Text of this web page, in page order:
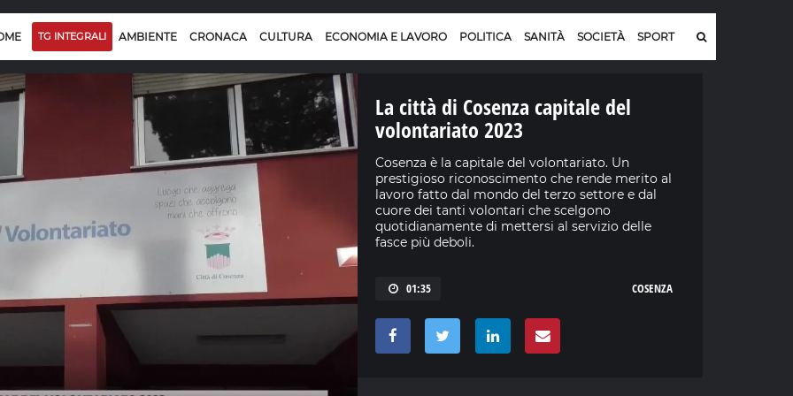
TG INTEGRALI AMBIENTE CRONACA CULTURA ECONOMIA E LAVORO POLITICA SANITÀ SOCIETÀ SPORT
La città di Cosenza capitale del
volontariato 2023
Cosenza è la capitale del volontariato. Un
prestigioso riconoscimento che rende merito al
lavoro fatto dal mondo del terzo settore e dal
cuore dei tanti volontari che scelgono
quotidianamente di mettersi al servizio delle
fasce più deboli.
01:35 COSENZA